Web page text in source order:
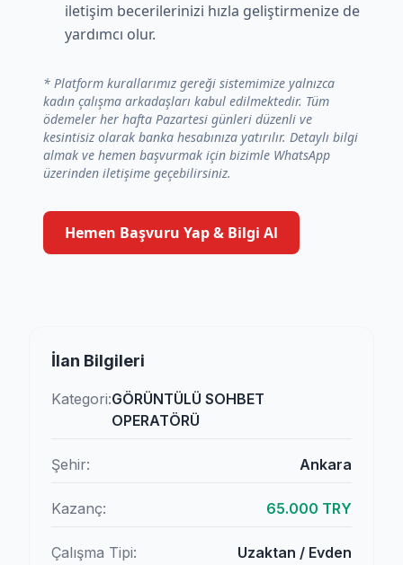
iletişim becerilerinizi hızla geliştirmenize de
yardımcı olur.
* Platform kurallarımız gereği sistemimize yalnızca
kadın çalışma arkadaşları kabul edilmektedir. Tüm
ödemeler her hafta Pazartesi günleri düzenli ve
kesintisiz olarak banka hesabınıza yatırılır. Detaylı bilgi
almak ve hemen başvurmak için bizimle WhatsApp
üzerinden iletişime geçebilirsiniz.
Hemen Başvuru Yap & Bilgi Al
İlan Bilgileri
Kategori:GÖRÜNTÜLÜ SOHBET
OPERATÖRÜ
Şehir: Ankara
Kazanç: 65.000 TRY
Çalışma Tipi: Uzaktan / Evden